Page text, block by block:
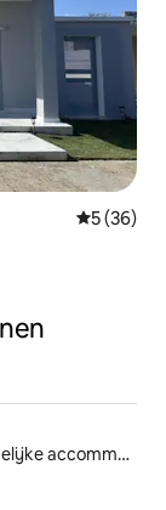
5 (36)
Gezinsvriendelijke accommodaties